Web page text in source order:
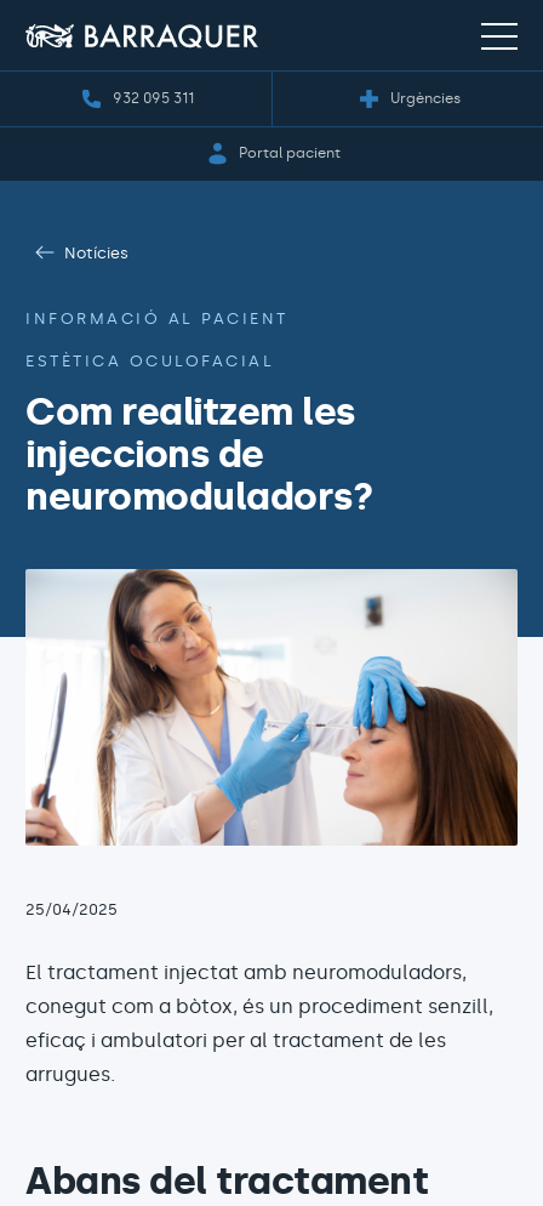
932 095 311 Urgències
Portal pacient
Notícies
INFORMACIÓ AL PACIENT
ESTÈTICA OCULOFACIAL
Com realitzem les
injeccions de
neuromoduladors?
25/04/2025
El tractament injectat amb neuromoduladors,
conegut com a bòtox, és un procediment senzill,
eficaç i ambulatori per al tractament de les
arrugues.
Abans del tractament